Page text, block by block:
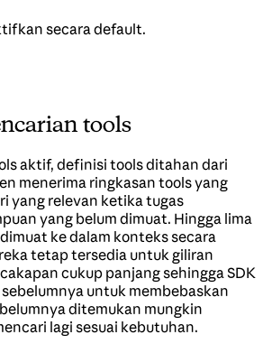
secara default.
tools
aktif, definisi tools ditahan dari
menerima ringkasan tools yang
yang relevan ketika tugas
yang belum dimuat. Hingga lima
ke dalam konteks secara
tetap tersedia untuk giliran
cukup panjang sehingga SDK
untuk membebaskan
ditemukan mungkin
lagi sesuai kebutuhan.